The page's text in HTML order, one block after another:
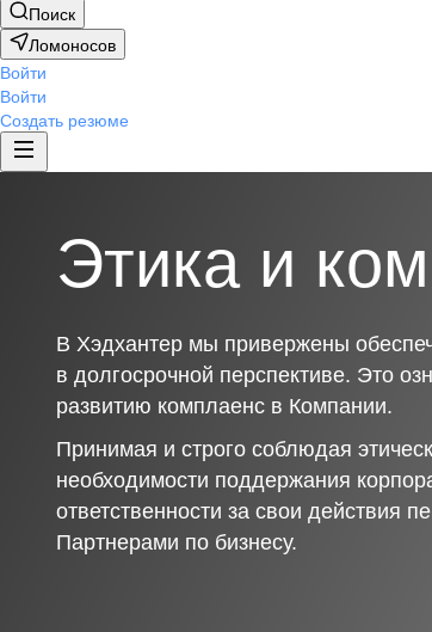
Поиск
Ломоносов
Войти
Войти
Создать резюме
Этика и
В Хэдхантер мы привержены
в долгосрочной перспективе. Это
развитию комплаенс в Компании.
Принимая и строго соблюдая
необходимости поддержания
ответственности за свои действия
Партнерами по бизнесу.